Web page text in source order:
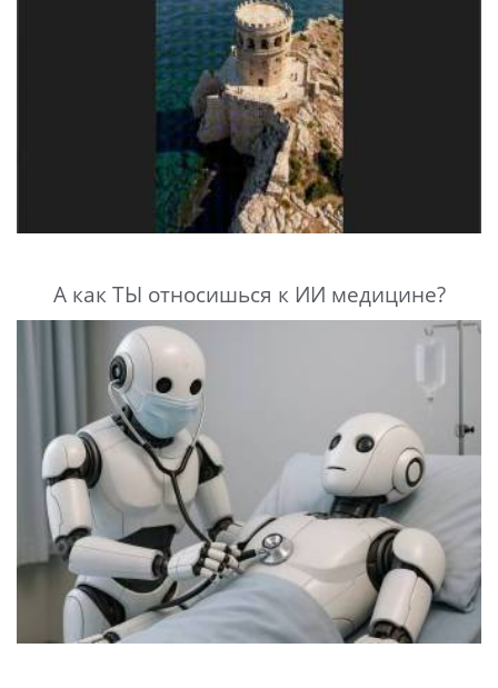
А как ТЫ относишься к ИИ медицине?